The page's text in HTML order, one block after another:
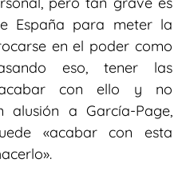
España para meter la
en el poder como
eso, tener las
con ello y no
alusión a García-Page,
«acabar con esta